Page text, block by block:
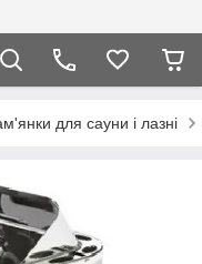
для сауни і лазні